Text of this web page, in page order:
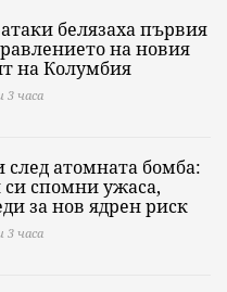
белязаха първия
на новия
на Колумбия
3 часа
след атомната бомба:
си спомни ужаса,
за нов ядрен риск
3 часа